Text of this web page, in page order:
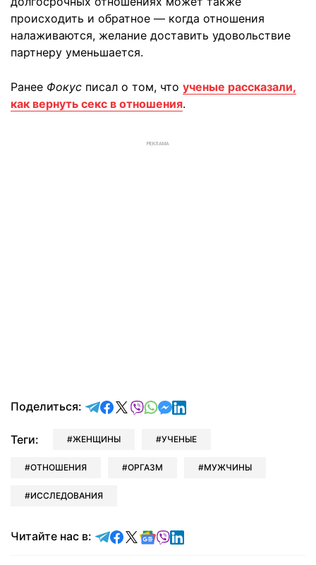
происходить и обратное — когда отношения
налаживаются, желание доставить удовольствие
партнеру уменьшается.
Ранее Фокус писал о том, что ученые рассказали,
как вернуть секс в отношения.
РЕКЛАМА
Поделиться: отправить в Telegram
поделиться в Facebook
поделиться в X
отправить в Viber
отправить в Whatsapp
отправить в Messenger
отправить в LinkedIn
Теги: ЖЕНЩИНЫ УЧЕНЫЕ
ОТНОШЕНИЯ ОРГАЗМ МУЖЧИНЫ
ИССЛЕДОВАНИЯ
Читайте нас в: Читайте в Telegram
Читайте в Facebook
Читайте в X
Читайте в Google news
Читайте в Viber
Читайте в LinkedIn